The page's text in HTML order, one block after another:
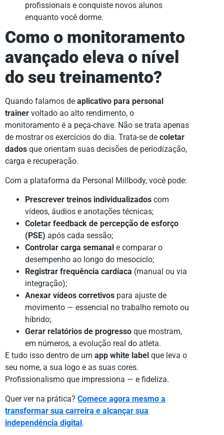
profissionais e conquiste novos alunos
enquanto você dorme.
Como o monitoramento
avançado eleva o nível
do seu treinamento?
Quando falamos de aplicativo para personal
trainer voltado ao alto rendimento, o
monitoramento é a peça-chave. Não se trata apenas
de mostrar os exercícios do dia. Trata-se de coletar
dados que orientam suas decisões de periodização,
carga e recuperação.
Com a plataforma da Personal Millbody, você pode:
Prescrever treinos individualizados com
vídeos, áudios e anotações técnicas;
Coletar feedback de percepção de esforço
(PSE) após cada sessão;
Controlar carga semanal e comparar o
desempenho ao longo do mesociclo;
Registrar frequência cardíaca (manual ou via
integração);
Anexar vídeos corretivos para ajuste de
movimento — essencial no trabalho remoto ou
híbrido;
Gerar relatórios de progresso que mostram,
em números, a evolução real do atleta.
E tudo isso dentro de um app white label que leva o
seu nome, a sua logo e as suas cores.
Profissionalismo que impressiona — e fideliza.
Quer ver na prática? Comece agora mesmo a
transformar sua carreira e alcançar sua
independência digital.